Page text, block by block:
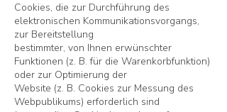
Cookies, die zur Durchführung des
elektronischen Kommunikationsvorgangs,
zur Bereitstellung
bestimmter, von Ihnen erwünschter
Funktionen (z. B. für die Warenkorbfunktion)
oder zur Optimierung der
Website (z. B. Cookies zur Messung des
Webpublikums) erforderlich sind